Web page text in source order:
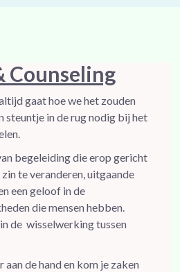
Counseling
gaat hoe we het zouden
steuntje in de rug nodig bij het
begeleiding die erop gericht
te veranderen, uitgaande
een geloof in de
die mensen hebben.
de wisselwerking tussen
aan de hand en kom je zaken